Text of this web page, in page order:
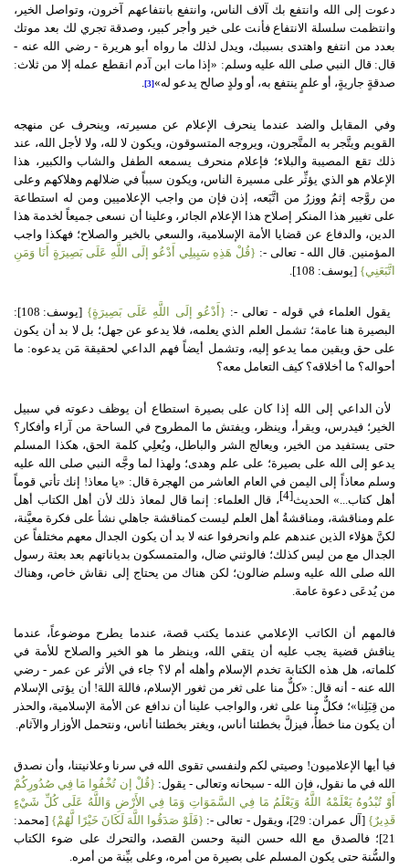
دعوت إلى الله وانتفع بك آلاف الناس، وانتفع بانتفاعهم آخرون، وتواصل الخير،
وانتظمت سلسلة الانتفاع فأنت على خير وأجر كبير، وصدقة تجري لك بعد موتك
بعدد من انتفع واهتدى بسببك، ويدل لذلك ما رواه أبو هريرة -رضي الله عنه -
قال:قال النبي صلى الله عليه وسلم: «إذا مات ابن آدم انقطع عمله إلا من ثلاث:
صدقةٍ جاريةٍ، أو علمٍ ينتفع به، أو ولدٍ صالح يدعو له»[3]
.
وفي المقابل والضد عندما ينحرف الإعلام عن مسيرته، وينحرف عن منهجه
القويم ويتَّجر به المتَّجرون، ويروجه المتسوقون، ويكون لا لله، ولا لأجل الله، عند
ذلك تقع المصيبة والبلاء؛ فإعلام منحرف يسمعه الطفل والشاب والكبير، هذا
الإعلام هو الذي يؤثِّر على مسيرة الناس، ويكون سبباً في ضلالهم وهلاكهم وعلى
من روَّجه إثمُ ووزرُ من اتَّبَعه، إذن فإن من واجب الإعلاميين ومن له استطاعة
على تغيير هذا المنكر إصلاح هذا الإعلام الجائر، وعلينا أن نسعى جميعاً لخدمة هذا
الدين، والدفاع عن قضايا الأمة الإسلامية، والسعي بالخير والصلاح؛ فهكذا واجب
المؤمنين قال الله -تعالى -:
{قُلْ هَذِهِ سَبِيلِي أَدْعُو إلَى اللَّهِ عَلَى بَصِيرَةٍ أَنَا وَمَنِ
اتَّبَعَنِي}
[يوسف:
108
].
يقول العلماء في قوله - تعالى-:
{ أَدْعُو إلَى اللَّهِ عَلَى بَصِيرَةٍ}
[يوسف:
108
]:
البصيرة هنا عامة؛ تشمل العلم الذي يعلمه، فلا يدعو عن جهل؛ بل لا بد أن يكون
على حق ويقين مما يدعو إليه، وتشمل أيضاً فهم الداعي لحقيقة مَن يدعوه: ما
أحواله؟ ما أخلاقه؟ كيف التعامل معه؟
لأن الداعي إلى الله إذا كان على بصيرة استطاع أن يوظف دعوته في سبيل
الخير؛ فيدرس، ويقرأ، وينظر، ويفتش ما المطروح في الساحة من آراء وأفكار؟
حتى يستفيد من الخير، ويعالج الشر والباطل، ويُعلِي كلمة الحق، هكذا المسلم
يدعو إلى الله على بصيرة؛ على علم وهدى؛ ولهذا لما وجَّه النبي صلى الله عليه
وسلم معاذاً إلى اليمن في العام العاشر من الهجرة قال: «يا معاذ! إنك تأتي قوماً
أهل كتاب...» الحديث[4] ، قال العلماء: إنما قال لمعاذ ذلك لأن أهل الكتاب أهل
علم ومناقشة، ومناقشةُ أهل العلم ليست كمناقشة جاهلي نشأ على فكرة معيَّنة،
لكنَّ هؤلاء الذين عندهم علم وانحرفوا عنه لا بد أن يكون الجدال معهم مختلفاً عن
الجدال مع من ليس كذلك؛ فالوثني ضال، والمتمسكون بدياناتهم بعد بعثة رسول
الله صلى الله عليه وسلم ضالون؛ لكن هناك من يحتاج إلى نقاش خاص، وهناك
من يُدعَى دعوة عامة.
فالمهم أن الكاتب الإعلامي عندما يكتب قصة، عندما يطرح موضوعاً، عندما
يناقش قضية يجب عليه أن يتقي الله، وينظر ما هو الخير والصلاح للأمة في
كلماته، هل هذه الكتابة تخدم الإسلام وأهله أم لا؟ جاء في الأثر عن عمر - رضي
الله عنه - أنه قال: «كلٌّ منا على ثغر من ثغور الإسلام، فاللهَ اللهَ! أن يؤتى الإسلام
من قِبَلِنا»؛ فكلٌّ منا على ثغر، والواجب علينا أن ندافع عن الأمة الإسلامية، والحذر
أن يكون منا خطأٌ، فيزلَّ بخطئنا أناس، ويغتر بخطئنا أناس، ونتحمل الأوزار والآثام
فيا أيها الإعلاميون! وصيتي لكم ولنفسي تقوى الله في سرنا وعلانيتنا، وأن نصدق
الله في ما نقول، فإن الله - سبحانه وتعالى - يقول:
{قُلْ إن تُخْفُوا مَا فِي صُدُورِكُمْ
أَوْ تُبْدُوهُ يَعْلَمْهُ اللَّهُ وَيَعْلَمُ مَا فِي السَّمَوَاتِ وَمَا فِي الأَرْضِ وَاللَّهُ عَلَى كُلِّ شَيْءٍ
قَدِيرٌ }
[آل عمران:
29
]، ويقول - تعالى-:
{فَلَوْ صَدَقُوا اللَّهَ لَكَانَ خَيْرًا لَّهُمْ}
[محمد:
21
]؛ فالصدق مع الله حسن النية وحسن القصد، والتحرك على ضوء الكتاب
والسُّنة حتى يكون المسلم على بصيرة من أمره، وعلى بيِّنة من أمره.